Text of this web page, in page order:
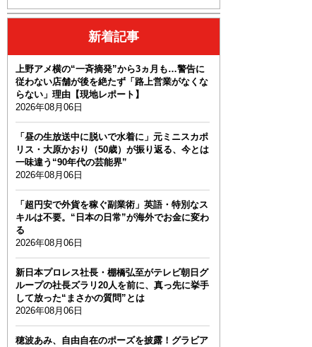
新着記事
上野アメ横の“一斉摘発”から3ヵ月も…警告に
従わない店舗が後を絶たず「路上営業がなくな
らない」理由【現地レポート】
2026年08月06日
「昼の生放送中に脱いで水着に」元ミニスカポ
リス・大原かおり（50歳）が振り返る、今とは
一味違う“90年代の芸能界”
2026年08月06日
「超円安で外貨を稼ぐ副業術」英語・特別なス
キルは不要。“日本の日常”が海外でお金に変わ
る
2026年08月06日
新日本プロレス社長・棚橋弘至がテレビ朝日グ
ループの社長ズラリ20人を前に、真っ先に挙手
して放った“まさかの質問”とは
2026年08月06日
穂波あみ、自由自在のポーズを披露！グラビア